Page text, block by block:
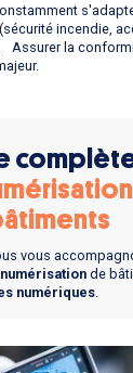
incendie,
Assurer la
vous
de
numériques.